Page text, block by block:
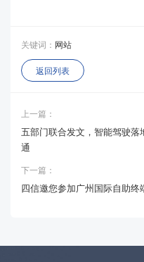
关键词： 网站
返回列表
上一篇：
五部门联合发文，智能驾驶
通
下一篇：
四信邀您参加广州国际自助终